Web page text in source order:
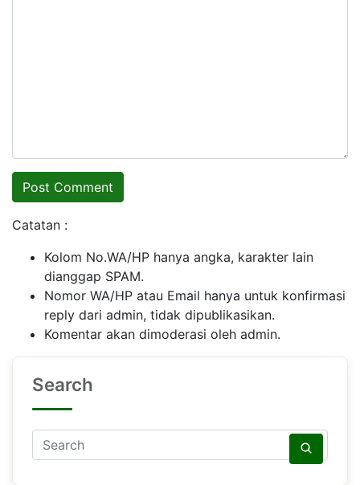
Catatan :
Kolom No.WA/HP hanya angka, karakter lain
dianggap SPAM.
Nomor WA/HP atau Email hanya untuk konfirmasi
reply dari admin, tidak dipublikasikan.
Komentar akan dimoderasi oleh admin.
Search